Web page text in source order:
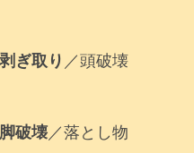
剥ぎ取り ／頭破壊
破壊／落とし物